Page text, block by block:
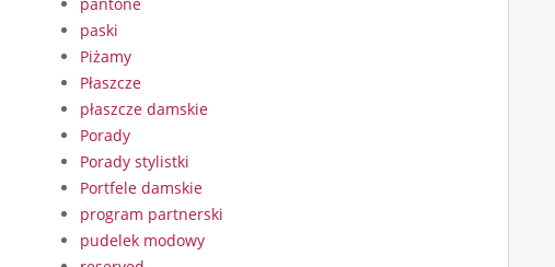
paski
Piżamy
Płaszcze
płaszcze damskie
Porady
Porady stylistki
Portfele damskie
program partnerski
pudelek modowy